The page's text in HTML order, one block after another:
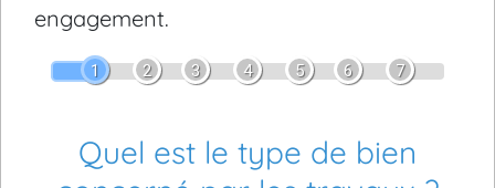
engagement.
1 2 3 4 5 6 7
Quel est le type de bien